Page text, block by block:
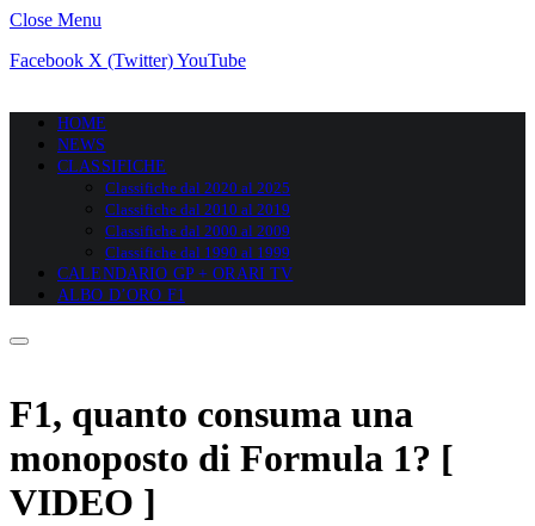
Close Menu
Facebook X (Twitter)YouTube
HOME
NEWS
CLASSIFICHE
Classifiche dal 2020 al 2025
Classifiche dal 2010 al 2019
Classifiche dal 2000 al 2009
Classifiche dal 1990 al 1999
CALENDARIO GP + ORARI TV
ALBO D’ORO F1
F1, quanto consuma una
monoposto di Formula 1? [
VIDEO ]